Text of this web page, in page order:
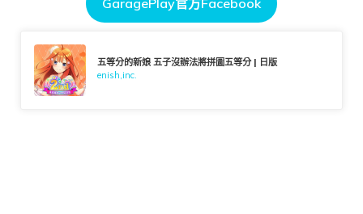
GaragePlay官方Facebook
五等分的新娘 五子沒辦法將拼圖五等分 | 日版
enish,inc.